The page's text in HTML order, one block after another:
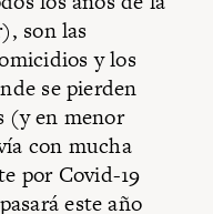
son las
y los
se pierden
(y en menor
con mucha
por Covid-19
este año